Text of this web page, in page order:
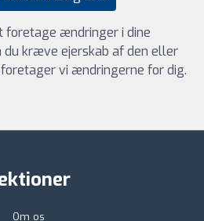
foretage ændringer i dine
du kræve ejerskab af den eller
vi ændringerne for dig.
Om os